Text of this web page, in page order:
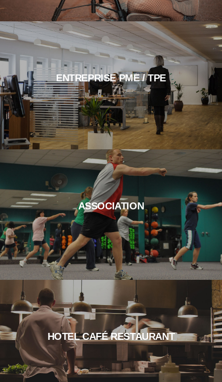
ENTREPRISE PME / TPE
ASSOCIATION
HOTEL CAFÉ RESTAURANT